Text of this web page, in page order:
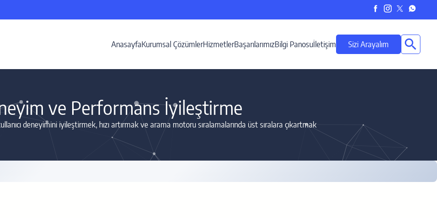
AnasayfaKurumsal ÇözümlerHizmetlerBaşarılarımızBilgi Panosuİletişim Sizi Arayalım
ve Performans İyileştirme
deneyimini iyileştirmek, hızı artırmak ve arama motoru sıralamalarında üst sıralara çıkartmak